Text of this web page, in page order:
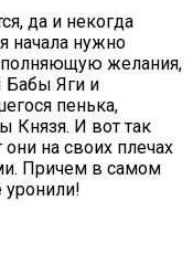
да и некогда
начала нужно
желания,
Бабы Яги и
пенька,
Князя. И вот так
на своих плечах
Причем в самом